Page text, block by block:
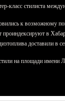
класс стилиста
к возможному
проиндексируют в
доставили в
на площади имени